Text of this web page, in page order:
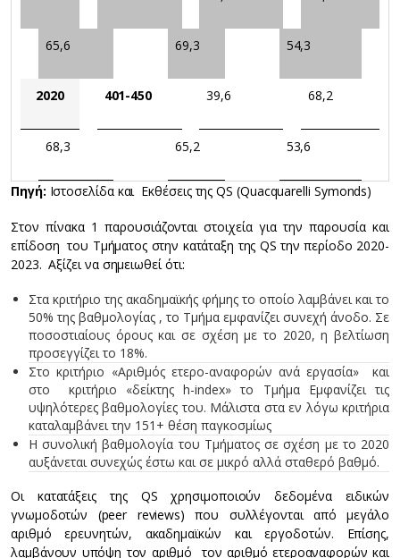
65,6 69,3 54,3
2020 401-450 39,6 68,2
68,3 65,2 53,6
Πηγή: Ιστοσελίδα και Εκθέσεις της QS (Quacquarelli Symonds)
Στον πίνακα 1 παρουσιάζονται στοιχεία για την παρουσία και
επίδοση του Τμήματος στην κατάταξη της QS την περίοδο 2020-
2023. Αξίζει να σημειωθεί ότι:
Στα κριτήριο της ακαδημαϊκής φήμης το οποίο λαμβάνει και το
50% της βαθμολογίας , το Τμήμα εμφανίζει συνεχή άνοδο. Σε
ποσοστιαίους όρους και σε σχέση με το 2020, η βελτίωση
προσεγγίζει το 18%.
Στο κριτήριο «Αριθμός ετερο-αναφορών ανά εργασία» και
στο κριτήριο «δείκτης h-index» το Τμήμα Εμφανίζει τις
υψηλότερες βαθμολογίες του. Μάλιστα στα εν λόγω κριτήρια
καταλαμβάνει την 151+ θέση παγκοσμίως
Η συνολική βαθμολογία του Τμήματος σε σχέση με το 2020
αυξάνεται συνεχώς έστω και σε μικρό αλλά σταθερό βαθμό.
Οι κατατάξεις της QS χρησιμοποιούν δεδομένα ειδικών
γνωμοδοτών (peer reviews) που συλλέγονται από μεγάλο
αριθμό ερευνητών, ακαδημαϊκών και εργοδοτών. Επίσης,
λαμβάνουν υπόψη τον αριθμό τον αριθμό ετεροαναφορών και